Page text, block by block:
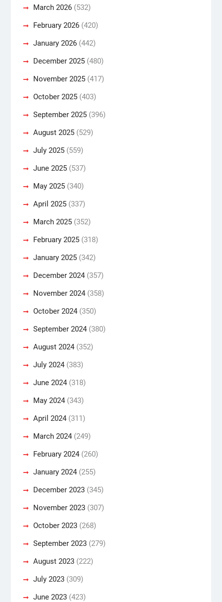
March 2026(532)
February 2026(420)
January 2026(442)
December 2025(480)
November 2025(417)
October 2025(403)
September 2025(396)
August 2025(529)
July 2025(559)
June 2025(537)
May 2025(340)
April 2025(337)
March 2025(352)
February 2025(318)
January 2025(342)
December 2024(357)
November 2024(358)
October 2024(350)
September 2024(380)
August 2024(352)
July 2024(383)
June 2024(318)
May 2024(343)
April 2024(311)
March 2024(249)
February 2024(260)
January 2024(255)
December 2023(345)
November 2023(307)
October 2023(268)
September 2023(279)
August 2023(222)
July 2023(309)
June 2023(423)